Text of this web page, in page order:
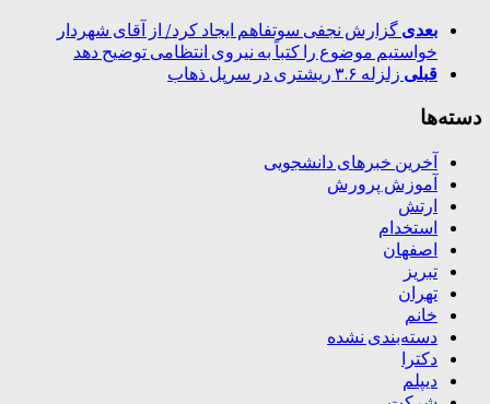
بعدی گزارش نجفی سوتفاهم ایجاد کرد/ از آقای شهردار
خواستیم موضوع را کتباً به نیروی انتظامی توضیح دهد
قبلی زلزله ۳.۶ ریشتری در سرپل ذهاب
دسته‌ها
آخرین خبرهای دانشجویی
آموزش پرورش
ارتش
استخدام
اصفهان
تبریز
تهران
خانم
دسته‌بندی نشده
دکترا
دیپلم